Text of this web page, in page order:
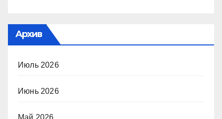
Архив
Июль 2026
Июнь 2026
Май 2026